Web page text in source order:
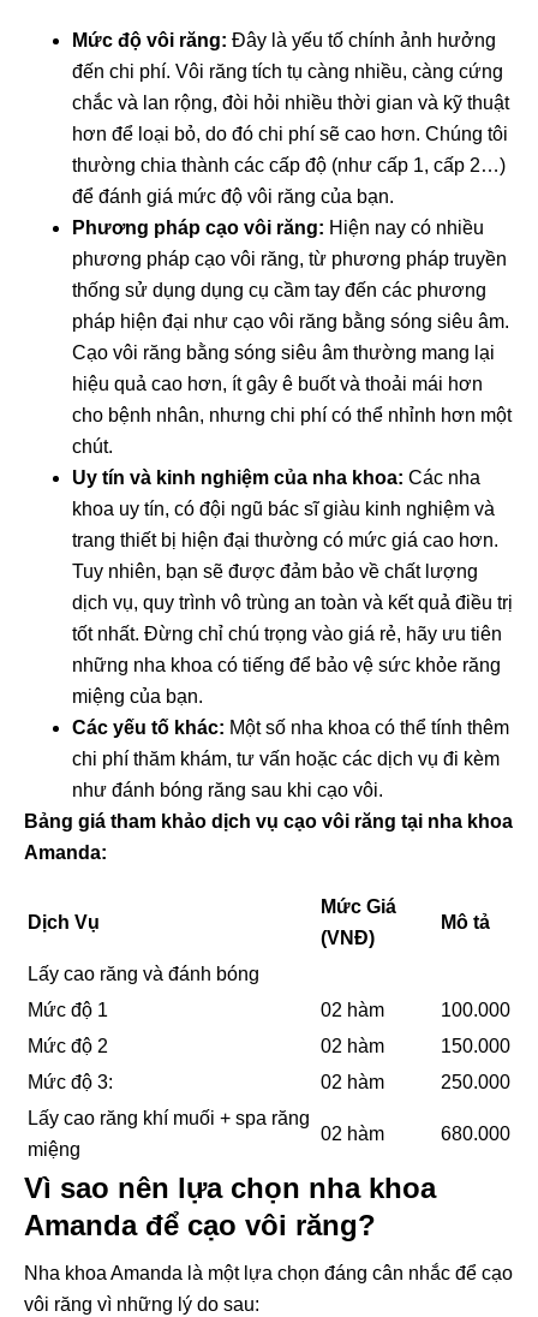
Mức độ vôi răng: Đây là yếu tố chính ảnh hưởng
đến chi phí. Vôi răng tích tụ càng nhiều, càng cứng
chắc và lan rộng, đòi hỏi nhiều thời gian và kỹ thuật
hơn để loại bỏ, do đó chi phí sẽ cao hơn. Chúng tôi
thường chia thành các cấp độ (như cấp 1, cấp 2…)
để đánh giá mức độ vôi răng của bạn.
Phương pháp cạo vôi răng: Hiện nay có nhiều
phương pháp cạo vôi răng, từ phương pháp truyền
thống sử dụng dụng cụ cầm tay đến các phương
pháp hiện đại như cạo vôi răng bằng sóng siêu âm.
Cạo vôi răng bằng sóng siêu âm thường mang lại
hiệu quả cao hơn, ít gây ê buốt và thoải mái hơn
cho bệnh nhân, nhưng chi phí có thể nhỉnh hơn một
chút.
Uy tín và kinh nghiệm của nha khoa: Các nha
khoa uy tín, có đội ngũ bác sĩ giàu kinh nghiệm và
trang thiết bị hiện đại thường có mức giá cao hơn.
Tuy nhiên, bạn sẽ được đảm bảo về chất lượng
dịch vụ, quy trình vô trùng an toàn và kết quả điều trị
tốt nhất. Đừng chỉ chú trọng vào giá rẻ, hãy ưu tiên
những nha khoa có tiếng để bảo vệ sức khỏe răng
miệng của bạn.
Các yếu tố khác: Một số nha khoa có thể tính thêm
chi phí thăm khám, tư vấn hoặc các dịch vụ đi kèm
như đánh bóng răng sau khi cạo vôi.
Bảng giá tham khảo dịch vụ cạo vôi răng tại nha khoa
Amanda:
Dịch Vụ
Mức Giá
(VNĐ)
Mô tả
Lấy cao răng và đánh bóng
Mức độ 1
02 hàm
100.000
Mức độ 2
02 hàm
150.000
Mức độ 3:
02 hàm
250.000
Lấy cao răng khí muối + spa răng
miệng
02 hàm 680.000
Vì sao nên lựa chọn nha khoa
Amanda để cạo vôi răng?
Nha khoa Amanda là một lựa chọn đáng cân nhắc để cạo
vôi răng vì những lý do sau: